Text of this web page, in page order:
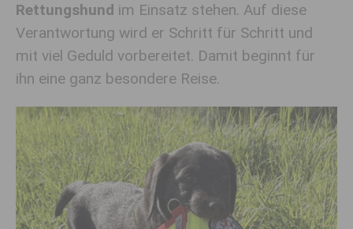
Rettungshund im Einsatz stehen. Auf diese
Verantwortung wird er Schritt für Schritt und
mit viel Geduld vorbereitet. Damit beginnt für
ihn eine ganz besondere Reise.